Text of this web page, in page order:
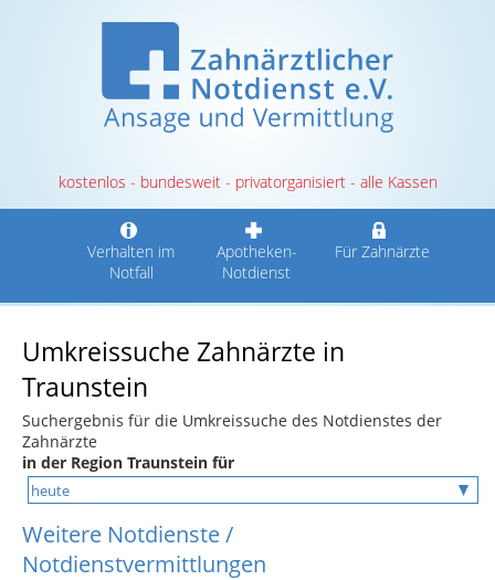
kostenlos - bundesweit - privatorganisiert - alle Kassen
Verhalten im
Notfall
Apotheken-
Notdienst
Für Zahnärzte
Umkreissuche Zahnärzte in
Traunstein
Suchergebnis für die Umkreissuche des Notdienstes der
Zahnärzte
in der Region Traunstein für
Weitere Notdienste /
Notdienstvermittlungen